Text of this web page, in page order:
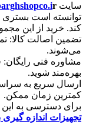
​سایت r
توانسته است
کند. خرید از این
​تضمین اصالت کالا:
می‌شوند.
​مشاوره فنی رایگان:
بهره‌مند شوید.
​ارسال سریع به
کمترین زمان ممکن.
​برای دسترسی به
تجهیزات اندازه